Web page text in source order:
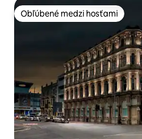
Obľúbené medzi hosťami
Obľúbené medzi hosťami